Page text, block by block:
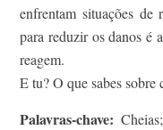
enfrentam situações
para reduzir os danos é
reagem.
E tu? O que sabes sobre
Palavras-chave